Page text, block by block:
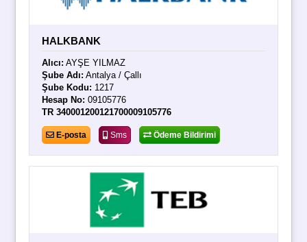
HALKBANK
Alıcı: AYŞE YILMAZ
Şube Adı: Antalya / Çallı
Şube Kodu: 1217
Hesap No: 09105776
TR 340001200121700009105776
E-posta Sms Ödeme Bildirimi